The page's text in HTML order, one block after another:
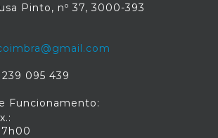
Pinto, nº 37, 3000-393
095 439
Funcionamento: